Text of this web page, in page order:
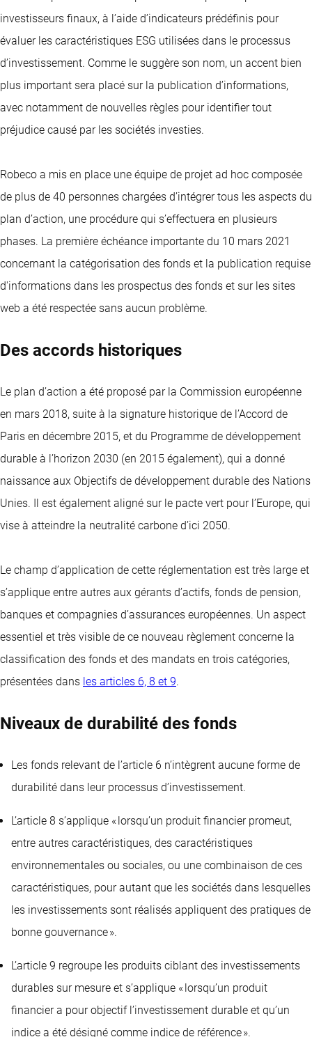
investisseurs finaux, à l’aide d’indicateurs prédéfinis pour
évaluer les caractéristiques ESG utilisées dans le processus
d’investissement. Comme le suggère son nom, un accent bien
plus important sera placé sur la publication d’informations,
avec notamment de nouvelles règles pour identifier tout
préjudice causé par les sociétés investies.
Robeco a mis en place une équipe de projet ad hoc composée
de plus de 40 personnes chargées d’intégrer tous les aspects du
plan d’action, une procédure qui s’effectuera en plusieurs
phases. La première échéance importante du 10 mars 2021
concernant la catégorisation des fonds et la publication requise
d'informations dans les prospectus des fonds et sur les sites
web a été respectée sans aucun problème.
Des accords historiques
Le plan d’action a été proposé par la Commission européenne
en mars 2018, suite à la signature historique de l’Accord de
Paris en décembre 2015, et du Programme de développement
durable à l’horizon 2030 (en 2015 également), qui a donné
naissance aux Objectifs de développement durable des Nations
Unies. Il est également aligné sur le pacte vert pour l’Europe, qui
vise à atteindre la neutralité carbone d’ici 2050.
Le champ d’application de cette réglementation est très large et
s’applique entre autres aux gérants d’actifs, fonds de pension,
banques et compagnies d’assurances européennes. Un aspect
essentiel et très visible de ce nouveau règlement concerne la
classification des fonds et des mandats en trois catégories,
présentées dans les articles 6, 8 et 9.
Niveaux de durabilité des fonds
Les fonds relevant de l’article 6 n’intègrent aucune forme de
durabilité dans leur processus d’investissement.
L’article 8 s’applique « lorsqu’un produit financier promeut,
entre autres caractéristiques, des caractéristiques
environnementales ou sociales, ou une combinaison de ces
caractéristiques, pour autant que les sociétés dans lesquelles
les investissements sont réalisés appliquent des pratiques de
bonne gouvernance ».
L’article 9 regroupe les produits ciblant des investissements
durables sur mesure et s’applique « lorsqu’un produit
financier a pour objectif l’investissement durable et qu’un
indice a été désigné comme indice de référence ».